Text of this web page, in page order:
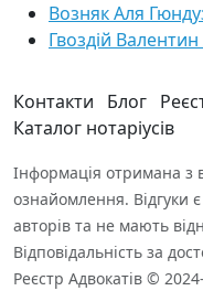
Возняк Аля
Гвоздій
Контакти Блог
Каталог нотаріусів
Інформація отримана з
ознайомлення. Відгуки
авторів та не мають
Відповідальність за
Реєстр Адвокатів ©